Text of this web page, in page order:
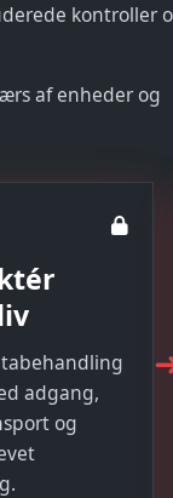
kontroller
af enheder og
adgang,
og